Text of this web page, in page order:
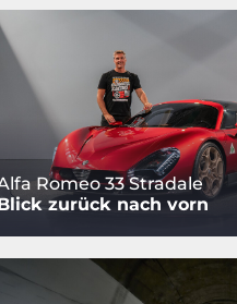
Romeo 33 Stradale
zurück nach vorn